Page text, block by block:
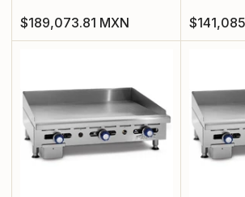
Precio
regular
$189,073.81 MXN
Precio
regular